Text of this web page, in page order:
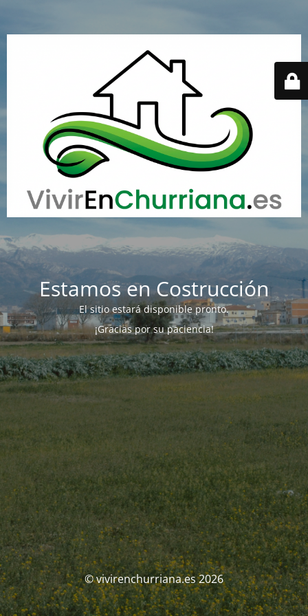
Estamos en Costrucción
El sitio estará disponible pronto.
¡Gracias por su paciencia!
© vivirenchurriana.es 2026